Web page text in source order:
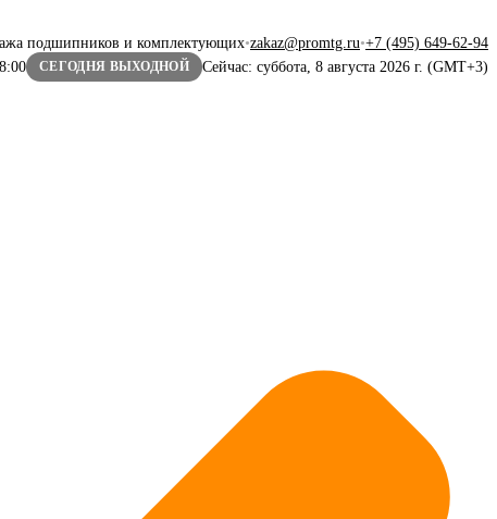
подшипников и комплектующих•zakaz@promtg.ru•+7 (495) 649-62-94
СЕГОДНЯ ВЫХОДНОЙ Сейчас: суббота, 8 августа 2026 г. (GMT+3)